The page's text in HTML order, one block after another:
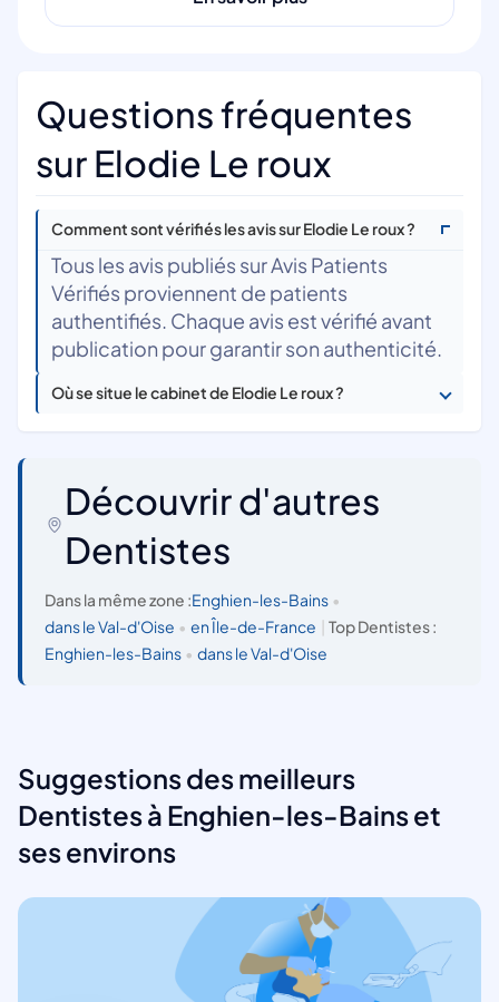
Questions fréquentes
sur Elodie Le roux
Comment sont vérifiés les avis sur Elodie Le roux ?
Tous les avis publiés sur Avis Patients
Vérifiés proviennent de patients
authentifiés. Chaque avis est vérifié avant
publication pour garantir son authenticité.
Où se situe le cabinet de Elodie Le roux ?
Découvrir d'autres
Dentistes
Dans la même zone :Enghien-les-Bains •
dans le Val-d'Oise • en Île-de-France
Top Dentistes :
Enghien-les-Bains • dans le Val-d'Oise
Suggestions des meilleurs
Dentistes à Enghien-les-Bains et
ses environs